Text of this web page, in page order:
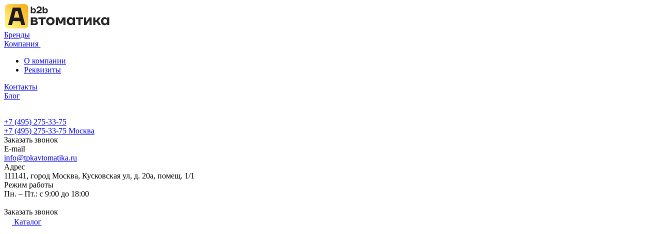
Бренды
Компания
О компании
Реквизиты
Контакты
Блог
+7 (495) 275-33-75
+7 (495) 275-33-75 Москва
Заказать звонок
E-mail
info@tpkavtomatika.ru
Адрес
111141, город Москва, Кусковская ул, д. 20а, помещ. 1/1
Режим работы
Пн. – Пт.: с 9:00 до 18:00
Заказать звонок
Каталог